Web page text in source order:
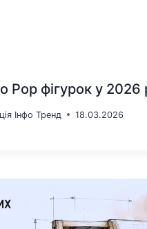
Pop фігурок у 2026
Інфо Тренд 18.03.2026